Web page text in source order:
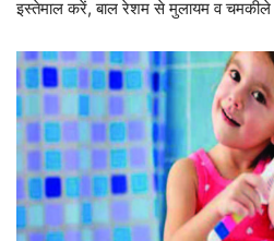
इस्तेमाल करें, बाल रेशम से मुलायम व चमकीले